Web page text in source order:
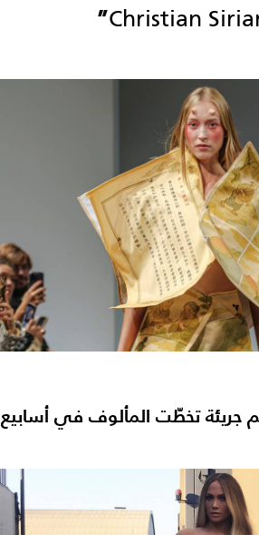
Christian
”
جريئة تخطّت المألوف في أسابيع